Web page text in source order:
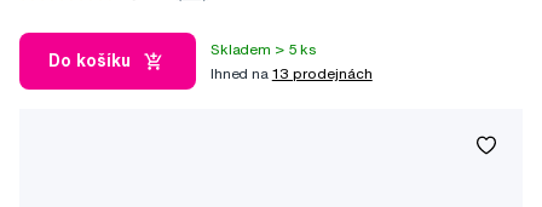
Do košíku
Skladem > 5 ks
Ihned na 13 prodejnách